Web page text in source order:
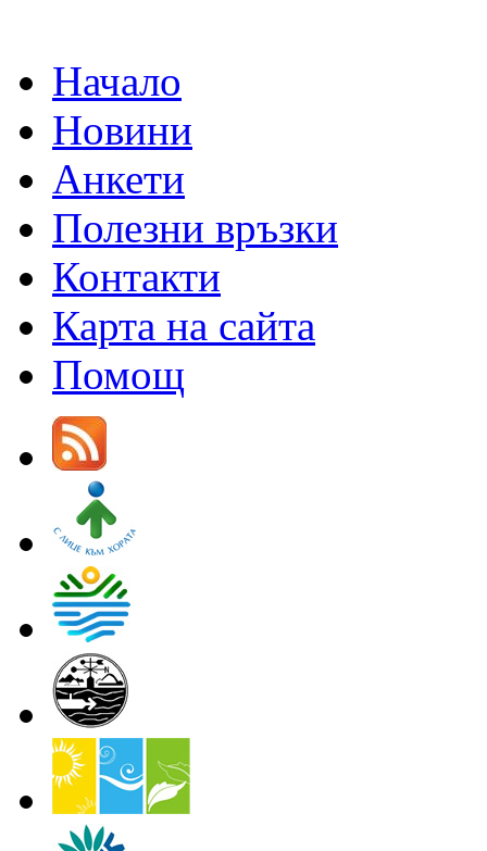
Начало
Новини
Анкети
Полезни връзки
Контакти
Карта на сайта
Помощ